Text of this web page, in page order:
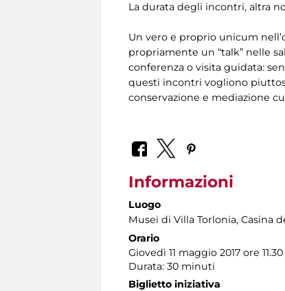
La durata degli incontri, altra
Un vero e proprio unicum
propriamente un “talk” nelle
conferenza o visita guidata:
questi incontri vogliono
conservazione e mediazione
Informazioni
Luogo
Musei di Villa Torlonia, Casina
Orario
Giovedì 11 maggio 2017 ore 11.30
Durata: 30 minuti
Biglietto iniziativa